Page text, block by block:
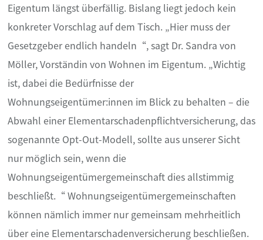
Eigentum längst überfällig. Bislang liegt jedoch kein
konkreter Vorschlag auf dem Tisch. „Hier muss der
Gesetzgeber endlich handeln“, sagt Dr. Sandra von
Möller, Vorständin von Wohnen im Eigentum. „Wichtig
ist, dabei die Bedürfnisse der
Wohnungseigentümer:innen im Blick zu behalten – die
Abwahl einer Elementarschadenpflichtversicherung, das
sogenannte Opt-Out-Modell, sollte aus unserer Sicht
nur möglich sein, wenn die
Wohnungseigentümergemeinschaft dies allstimmig
beschließt.“ Wohnungseigentümergemeinschaften
können nämlich immer nur gemeinsam mehrheitlich
über eine Elementarschadenversicherung beschließen.